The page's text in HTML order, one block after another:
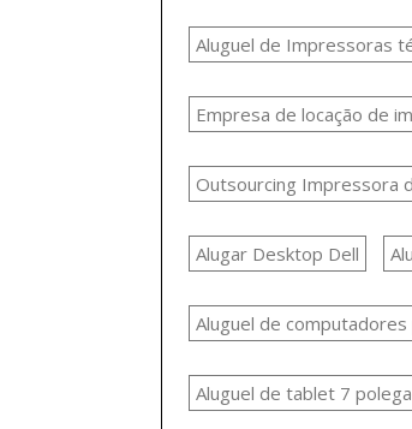
Aluguel de Impressoras
Empresa de locação de
Outsourcing Impressora
Alugar Desktop Dell
Aluguel de
Aluguel de tablet 7